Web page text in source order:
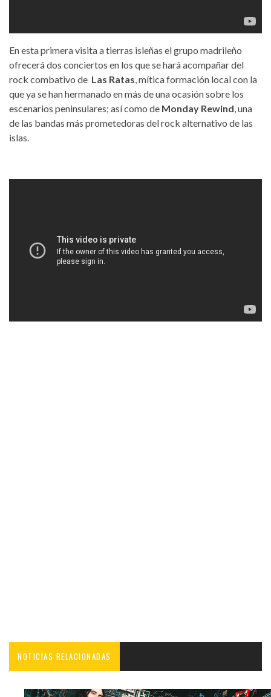
En esta primera visita a tierras isleñas el grupo madrileño
ofrecerá dos conciertos en los que se hará acompañar del
rock combativo de Las Ratas, mítica formación local con la
que ya se han hermanado en más de una ocasión sobre los
escenarios peninsulares; así como de Monday Rewind, una
de las bandas más prometedoras del rock alternativo de las
islas.
NOTICIAS RELACIONADAS